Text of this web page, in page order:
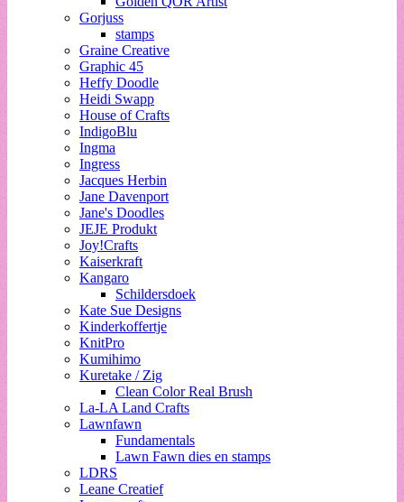
Gorjuss
stamps
Graine Creative
Graphic 45
Heffy Doodle
Heidi Swapp
House of Crafts
IndigoBlu
Ingma
Ingress
Jacques Herbin
Jane Davenport
Jane's Doodles
JEJE Produkt
Joy!Crafts
Kaiserkraft
Kangaro
Schildersdoek
Kate Sue Designs
Kinderkoffertje
KnitPro
Kumihimo
Kuretake / Zig
Clean Color Real Brush
La-LA Land Crafts
Lawnfawn
Fundamentals
Lawn Fawn dies en stamps
LDRS
Leane Creatief